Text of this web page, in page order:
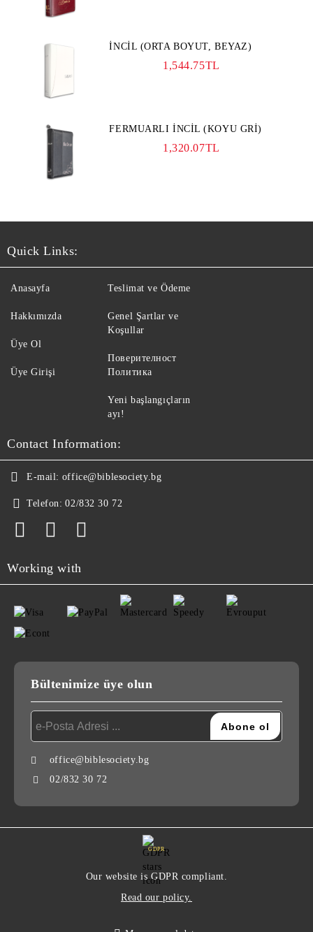
İNCİL (ORTA BOYUT, BEYAZ)
1,544.75TL
FERMUARLI İNCİL (KOYU GRİ)
1,320.07TL
Quick Links:
Anasayfa
Hakkımızda
Üye Ol
Üye Girişi
Teslimat ve Ödeme
Genel Şartlar ve
Koşullar
Поверителност
Политика
Yeni başlangıçların
ayı!
Contact Information:
E-mail: office@biblesociety.bg
Telefon: 02/832 30 72
Working with
Bültenimize üye olun
office@biblesociety.bg
02/832 30 72
GDPR
Our website is GDPR compliant.
Read our policy.